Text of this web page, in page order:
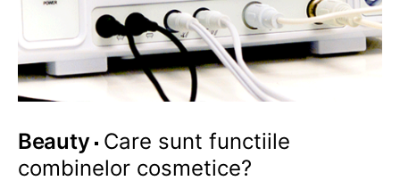
Beauty Care sunt functiile
combinelor cosmetice?